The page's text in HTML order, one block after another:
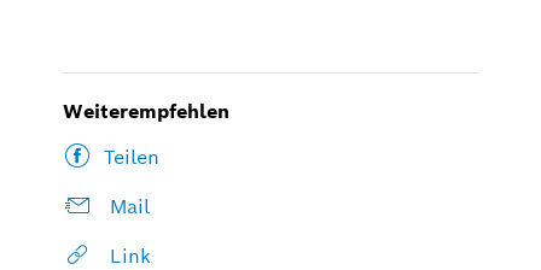
Weiterempfehlen
Teilen
Mail
Link